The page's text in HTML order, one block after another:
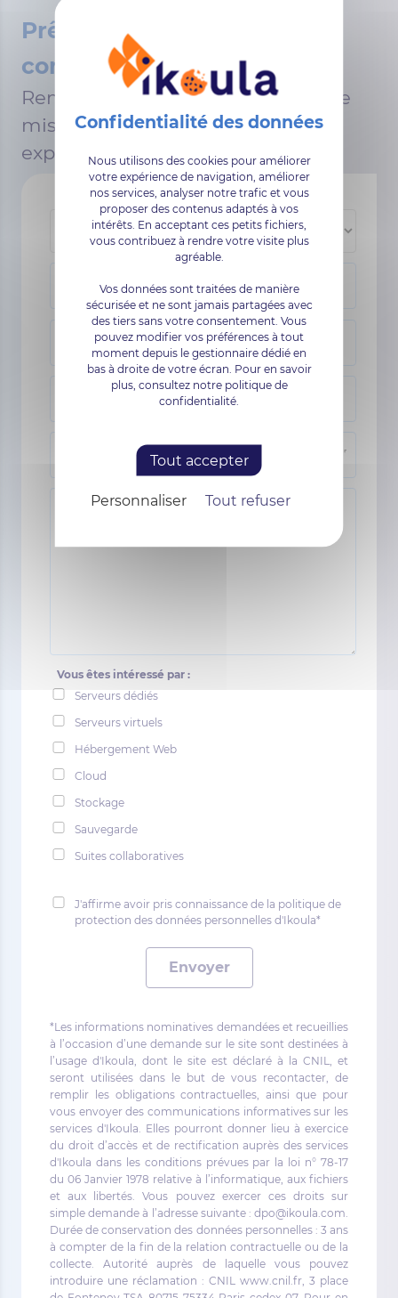
Prêt à démarrer la
conversation ?
Remplissez le formulaire pour être
mis en relation avec l'un de nos
experts
Vous êtes intéressé par :
Serveurs dédiés
Serveurs virtuels
Hébergement Web
Cloud
Stockage
Sauvegarde
Suites collaboratives
J'affirme avoir pris connaissance de la politique de
protection des données personnelles d'Ikoula*
Envoyer
*Les informations nominatives demandées et recueillies
à l’occasion d’une demande sur le site sont destinées à
l’usage d'Ikoula, dont le site est déclaré à la CNIL, et
seront utilisées dans le but de vous recontacter, de
remplir les obligations contractuelles, ainsi que pour
vous envoyer des communications informatives sur les
services d'Ikoula. Elles pourront donner lieu à exercice
du droit d’accès et de rectification auprès des services
d'Ikoula dans les conditions prévues par la loi n° 78-17
du 06 Janvier 1978 relative à l’informatique, aux fichiers
et aux libertés. Vous pouvez exercer ces droits sur
simple demande à l’adresse suivante : dpo@ikoula.com.
Durée de conservation des données personnelles : 3 ans
à compter de la fin de la relation contractuelle ou de la
collecte. Autorité auprès de laquelle vous pouvez
introduire une réclamation : CNIL www.cnil.fr, 3 place
Nous utilisons des cookies pour améliorer
votre expérience de navigation, améliorer
nos services, analyser notre trafic et vous
proposer des contenus adaptés à vos
intérêts. En acceptant ces petits fichiers,
vous contribuez à rendre votre visite plus
agréable.
Vos données sont traitées de manière
sécurisée et ne sont jamais partagées avec
des tiers sans votre consentement. Vous
pouvez modifier vos préférences à tout
moment depuis le gestionnaire dédié en
bas à droite de votre écran. Pour en savoir
plus, consultez notre politique de
confidentialité.
Tout accepter
Tout refuser
Personnaliser